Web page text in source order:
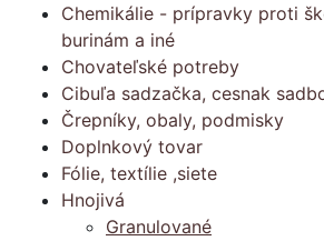
Chemikálie - prípravky proti
burinám a iné
Chovateľské potreby
Cibuľa sadzačka, cesnak
Črepníky, obaly, podmisky
Doplnkový tovar
Fólie, textílie ,siete
Hnojivá
Granulované